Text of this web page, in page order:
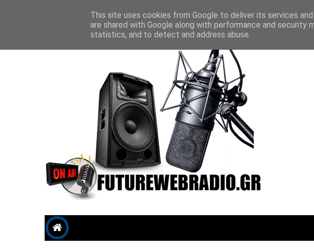
This site uses cookies from Google to deliver its services
are shared with Google along with performance and
statistics, and to detect and address abuse.